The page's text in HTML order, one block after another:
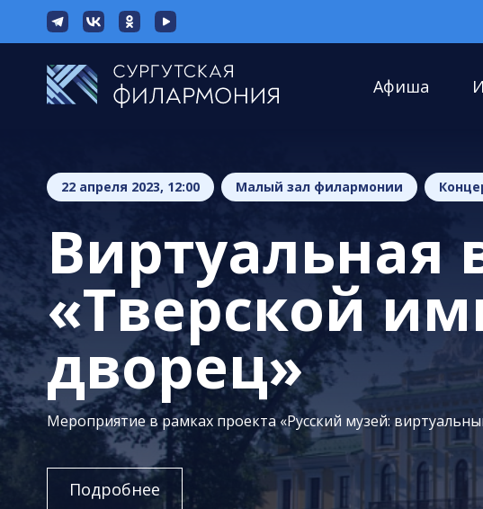
Афиша
22 апреля 2023, 12:00 Малый зал филармонии
Виртуальная
«Тверской
дворец»
Мероприятие в рамках проекта «Русский музей:
Подробнее